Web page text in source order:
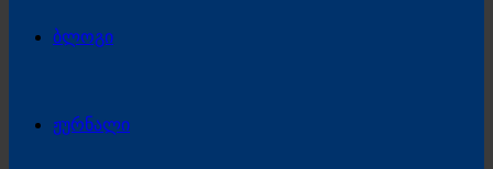
ბლოგი
ჟურნალი